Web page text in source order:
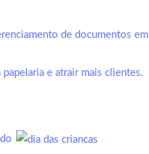
de documentos em
e atrair mais clientes.